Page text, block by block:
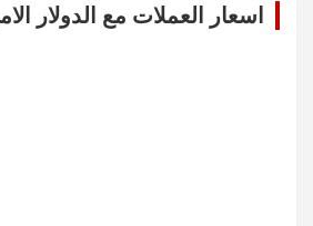
اسعار العملات مع الدولار